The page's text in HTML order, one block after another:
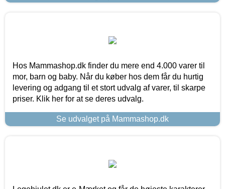
Hos Mammashop.dk finder du mere end 4.000 varer til
mor, barn og baby. Når du køber hos dem får du hurtig
levering og adgang til et stort udvalg af varer, til skarpe
priser. Klik her for at se deres udvalg.
Se udvalget på Mammashop.dk